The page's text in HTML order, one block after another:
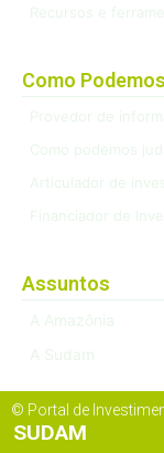
Como
Assuntos
© Portal de
SUDAM